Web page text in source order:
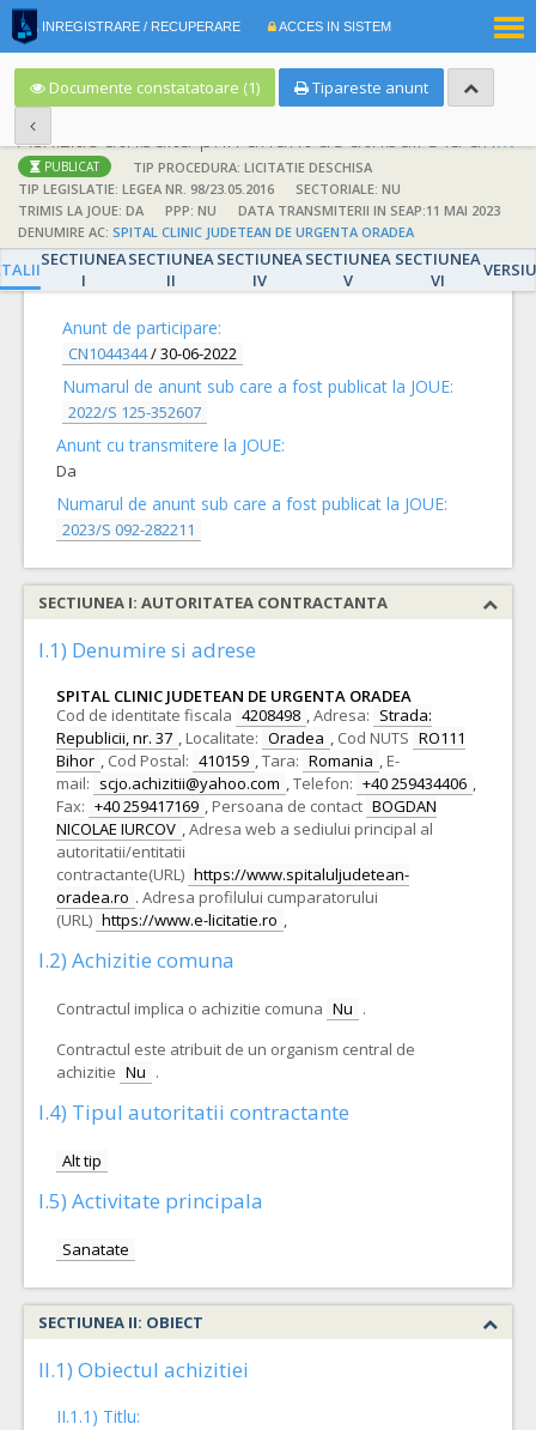
INREGISTRARE / RECUPERARE ACCES IN SISTEM
Documente constatatoare (1) Tipareste anunt
Achizitie atribuita prin anunt de atribuire la anunt de participare
PUBLICAT
TIP PROCEDURA: LICITATIE DESCHISA
TIP LEGISLATIE: LEGEA NR. 98/23.05.2016
SECTORIALE: NU
TRIMIS LA JOUE: DA
PPP: NU
DATA TRANSMITERII IN SEAP:11 MAI 2023
DENUMIRE AC: SPITAL CLINIC JUDETEAN DE URGENTA ORADEA
SECTIUNEA
I
SECTIUNEA
II
SECTIUNEA
IV
SECTIUNEA
V
SECTIUNEA
VI
DETALII
Anunt de participare:
CN1044344/30-06-2022
Numarul de anunt sub care a fost publicat la JOUE:
2022/S 125-352607
Anunt cu transmitere la JOUE:
Da
Numarul de anunt sub care a fost publicat la JOUE:
2023/S 092-282211
SECTIUNEA I: AUTORITATEA CONTRACTANTA
I.1) Denumire si adrese
SPITAL CLINIC JUDETEAN DE URGENTA ORADEA
Cod de identitate fiscala 4208498 ,Adresa: Strada:
Republicii, nr. 37 , Localitate: Oradea , Cod NUTS RO111
Bihor , Cod Postal: 410159 ,Tara: Romania , E-
mail: scjo.achizitii@yahoo.com ,Telefon: +40 259434406 ,
Fax: +40 259417169 , Persoana de contact BOGDAN
NICOLAE IURCOV ,Adresa web a sediului principal al
autoritatii/entitatii
contractante(URL) https://www.spitaluljudetean-
oradea.ro . Adresa profilului cumparatorului
(URL) https://www.e-licitatie.ro ,
I.2) Achizitie comuna
Contractul implica o achizitie comuna Nu .
Contractul este atribuit de un organism central de
achizitie Nu .
I.4) Tipul autoritatii contractante
Alt tip
I.5) Activitate principala
Sanatate
SECTIUNEA II: OBIECT
II.1) Obiectul achizitiei
II.1.1) Titlu: